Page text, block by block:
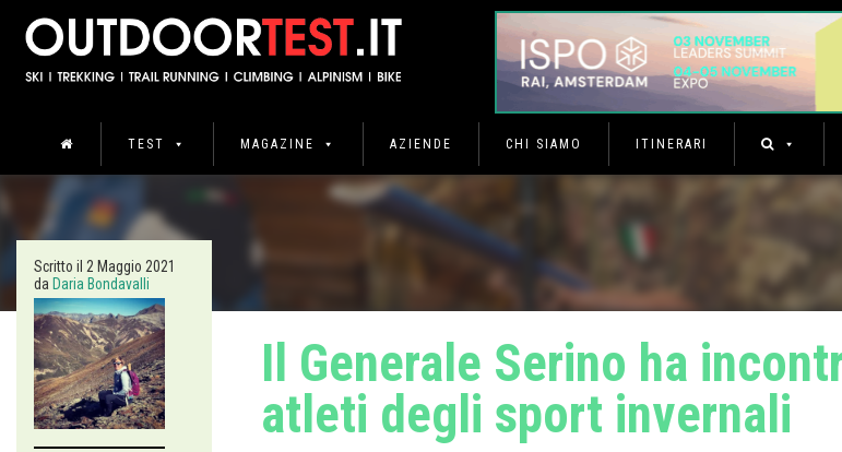
TEST MAGAZINE AZIENDE CHI SIAMO ITINERARI
Scritto il 2 Maggio 2021
da Daria Bondavalli
Il Generale Serino ha
atleti degli sport invernali